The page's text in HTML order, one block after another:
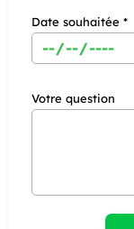
Date souhaitée *
Votre question